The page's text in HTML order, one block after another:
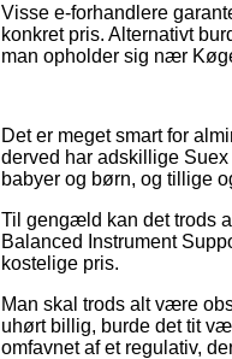
Visse e-forhandlere
konkret pris. Alternativt
man opholder sig nær
Det er meget smart for
derved har adskillige
babyer og børn, og tillige
Til gengæld kan det trods
Balanced Instrument
kostelige pris.
Man skal trods alt være
uhørt billig, burde det tit
omfavnet af et regulativ,